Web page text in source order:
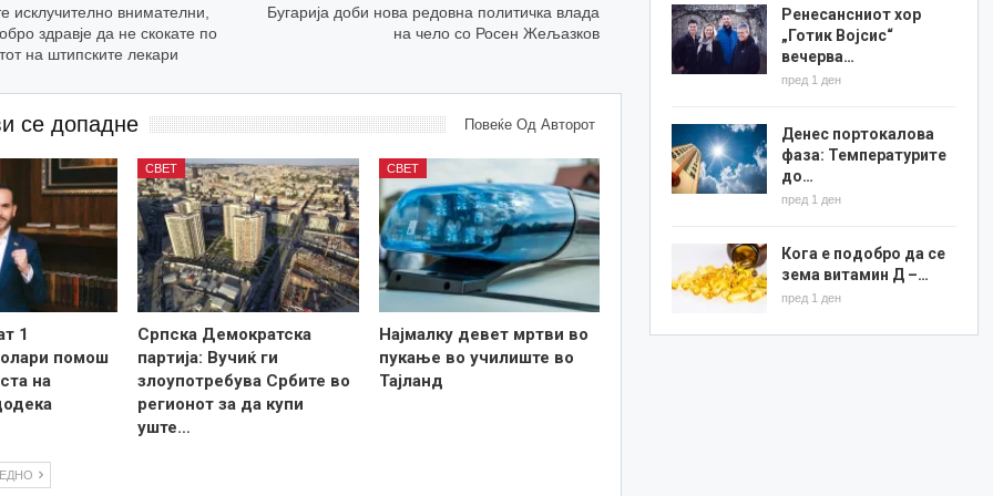
внимателни,
здравје да не скокате по
на штипските лекари
Бугарија доби нова редовна политичка влада
на чело со Росен Жељазков
се допадне Повеќе Од Авторот
1
помош
на
СВЕТ
Српска Демократска
партија: Вучиќ ги
злоупотребува Србите во
регионот за да купи
уште…
СВЕТ
Најмалку девет мртви во
пукање во училиште во
Тајланд
Ренесансниот хор
„Готик Војсис“
вечерва…
пред 1 ден
Денес портокалова
фаза: Температурите
до…
пред 1 ден
Кога е подобро да се
зема витамин Д –…
пред 1 ден